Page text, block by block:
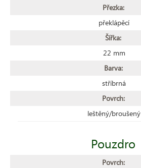
Přezka:
překlápěcí
Šířka:
22 mm
Barva:
stříbrná
Povrch:
leštěný/broušený
Pouzdro
Povrch: